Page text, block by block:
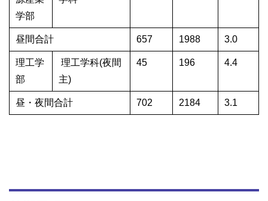
学部
昼間合計 657 1988 3.0
理工学
部
理工学科(夜間
主)
45 196 4.4
昼・夜間合計 702 2184 3.1